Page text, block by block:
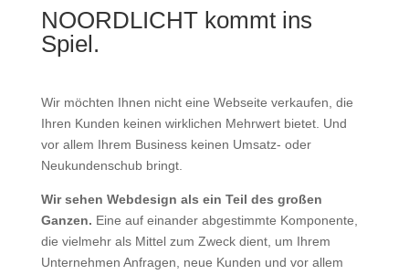
NOORDLICHT kommt ins
Spiel.
Wir möchten Ihnen nicht eine Webseite verkaufen, die
Ihren Kunden keinen wirklichen Mehrwert bietet. Und
vor allem Ihrem Business keinen Umsatz- oder
Neukundenschub bringt.
Wir sehen Webdesign als ein Teil des großen
Ganzen. Eine auf einander abgestimmte Komponente,
die vielmehr als Mittel zum Zweck dient, um Ihrem
Unternehmen Anfragen, neue Kunden und vor allem